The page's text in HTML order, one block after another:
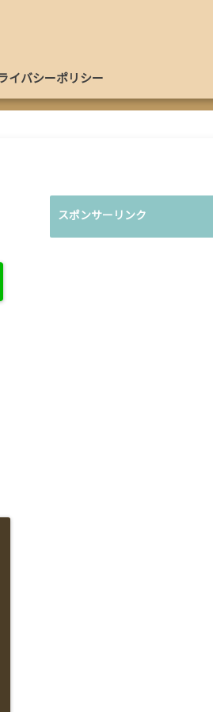
イバシーポリシー
スポンサーリンク